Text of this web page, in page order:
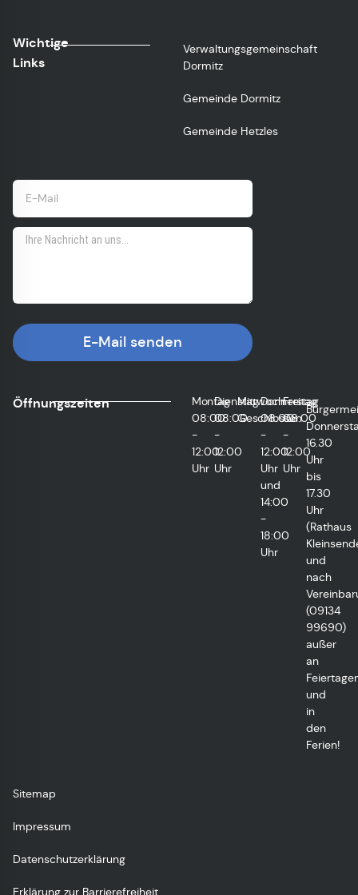
Wichtige
Links
Verwaltungsgemeinschaft
Dormitz
Gemeinde Dormitz
Gemeinde Hetzles
E-Mail senden
Öffnungszeiten
Montag
08:00
-
12:00
Uhr
Dienstag
08:00
-
12:00
Uhr
Mittwoch
Geschlossen
Donnerstag
08:00
-
12:00
Uhr
und
14:00
-
18:00
Uhr
Freitag
08:00
-
12:00
Uhr
16.30
Uhr
bis
17.30
Uhr
(Rathaus
und
nach
(09134
99690)
außer
an
und
in
den
Ferien!
Sitemap
Impressum
Datenschutzerklärung
Erklärung zur Barrierefreiheit